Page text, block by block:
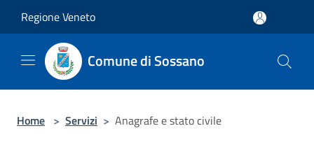
Regione Veneto
Comune di Sossano
Home > Servizi > Anagrafe e stato civile